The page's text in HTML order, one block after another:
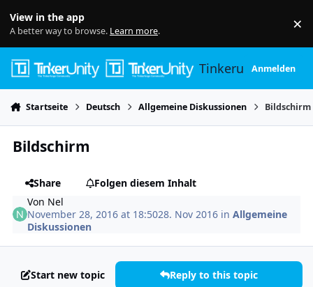
View in the app
A better way to browse. Learn more. ×
TinkerunityAnmelden
Startseite Deutsch Allgemeine Diskussionen Bildschirm
Bildschirm
Share
Folgen diesem Inhalt
Von Nel
November 28, 2016 at 18:5028. Nov 2016 inAllgemeine
Diskussionen
Start new topic Reply to this topic